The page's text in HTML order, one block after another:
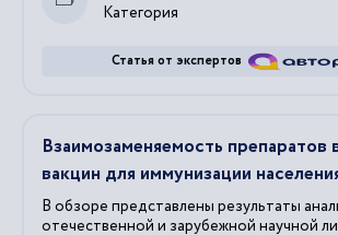
Категория
Статья от экспертов
Взаимозаменяемость препаратов
вакцин для иммунизации
В обзоре представлены результаты
отечественной и зарубежной научной